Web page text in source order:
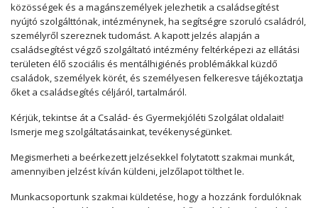
közösségek és a magánszemélyek jelezhetik a családsegítést
nyújtó szolgálttónak, intézménynek, ha segítségre szoruló családról,
személyről szereznek tudomást. A kapott jelzés alapján a
családsegítést végző szolgáltató intézmény feltérképezi az ellátási
területen élő szociális és mentálhigiénés problémákkal küzdő
családok, személyek körét, és személyesen felkeresve tájékoztatja
őket a családsegítés céljáról, tartalmáról.
Kérjük, tekintse át a Család- és Gyermekjóléti Szolgálat oldalait!
Ismerje meg szolgáltatásainkat, tevékenységünket.
Megismerheti a beérkezett jelzésekkel folytatott szakmai munkát,
amennyiben jelzést kíván küldeni, jelzőlapot tölthet le.
Munkacsoportunk szakmai küldetése, hogy a hozzánk fordulóknak